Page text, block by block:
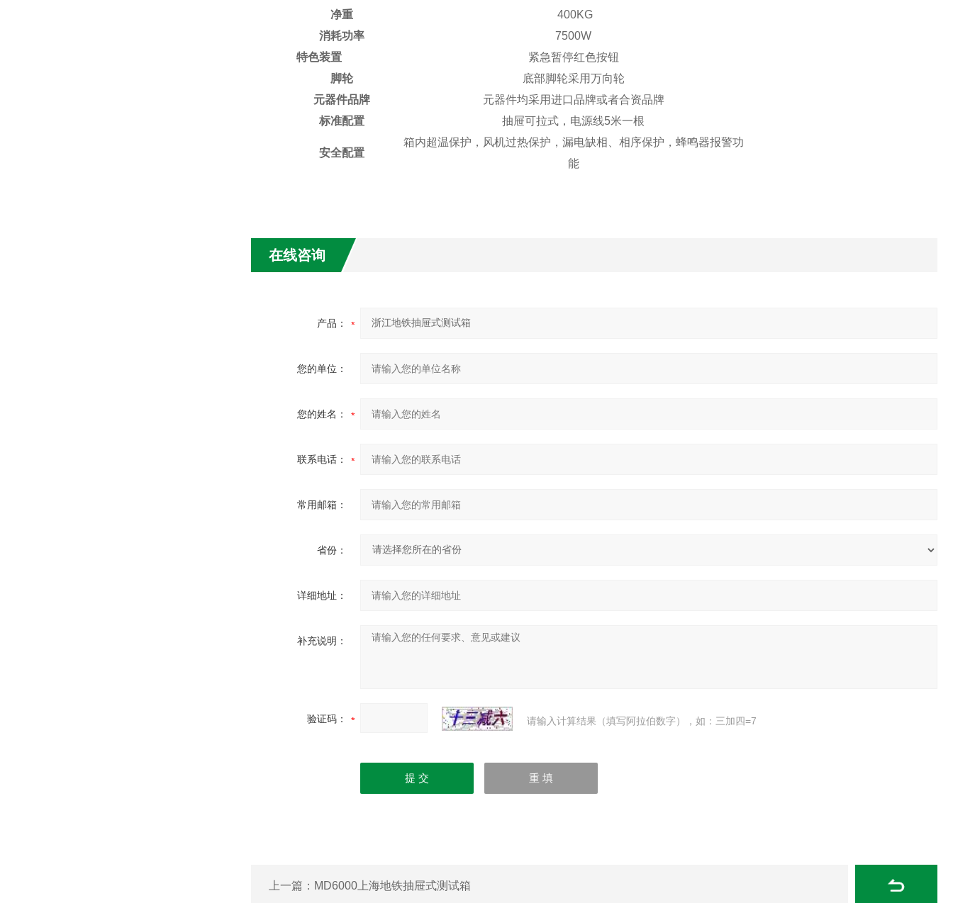
净重
400KG
消耗功率
7500W
特色装置
紧急暂停红色按钮
脚轮
底部脚轮采用万向轮
元器件品牌
元器件均采用进口品牌或者合资品牌
标准配置
抽屉可拉式，电源线5米一根
安全配置
箱内超温保护，风机过热保护，漏电缺相、相序保护，蜂鸣器报警功
能
在线咨询
产品：
您的单位：
您的姓名：
联系电话：
常用邮箱：
省份：
详细地址：
补充说明：
验证码： 请输入计算结果（填写阿拉伯数字），如：三加四=7
上一篇： MD6000上海地铁抽屉式测试箱